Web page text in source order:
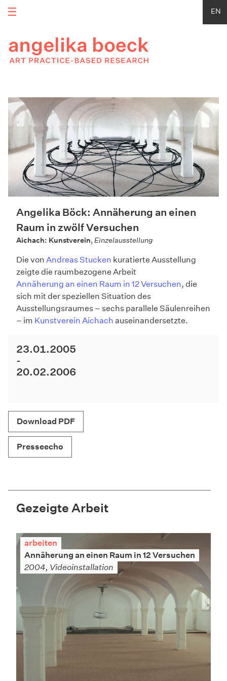
EN
Angelika Böck: Annäherung an einen
Raum in zwölf Versuchen
Aichach: Kunstverein, Einzelausstellung
Die von Andreas Stucken kuratierte Ausstellung
zeigte die raumbezogene Arbeit
Annäherung an einen Raum in 12 Versuchen, die
sich mit der speziellen Situation des
Ausstellungsraumes – sechs parallele Säulenreihen
– im Kunstverein Aichach auseinandersetzte.
23.01.2005
20.02.2006
Download PDF
Presseecho
Gezeigte Arbeit
arbeiten
Annäherung an einen Raum in 12 Versuchen
2004, Videoinstallation